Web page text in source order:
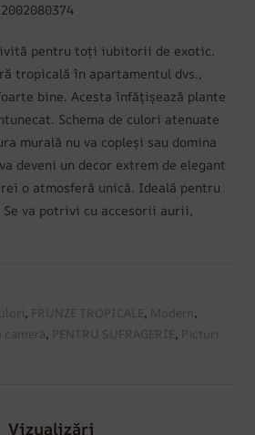
pentru toți iubitorii de exotic.
tropicală în apartamentul dvs.,
bine. Acesta înfățișează plante
Schema de culori atenuate
murală nu va copleși sau domina
deveni un decor extrem de elegant
o atmosferă unică. Ideală pentru
va potrivi cu accesorii aurii,
, FRUNZE TROPICALE, Modern ,
cameră, PENTRU SUFRAGERIE, Picturi
Vizualizări